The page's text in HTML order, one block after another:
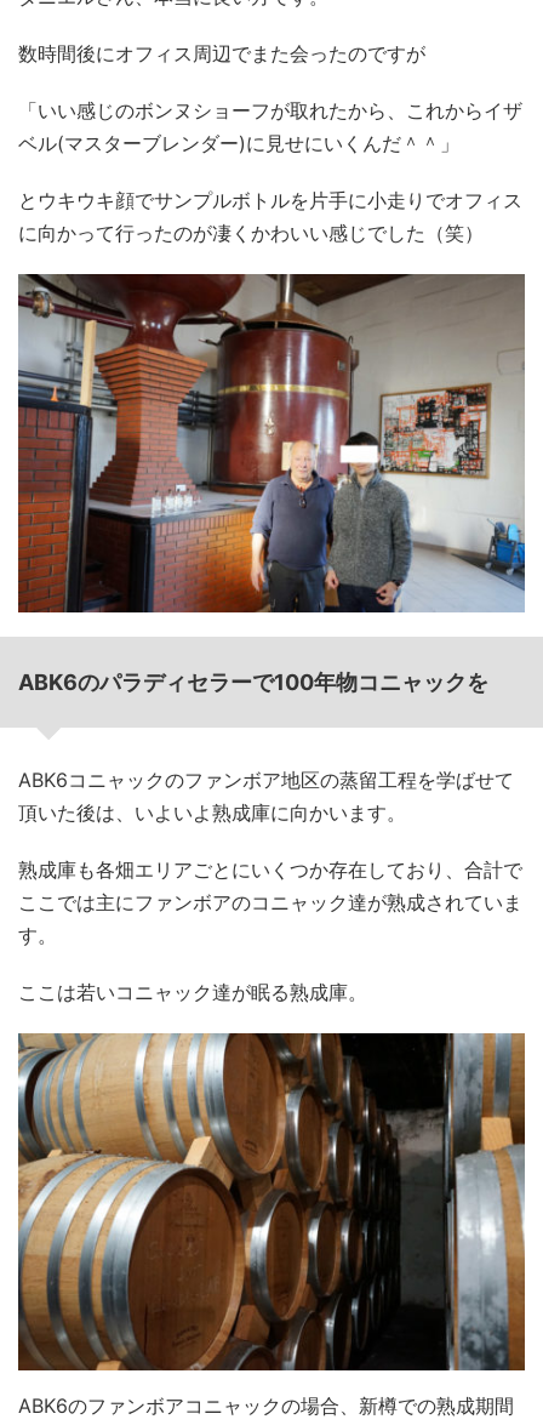
数時間後にオフィス周辺でまた会ったのですが
「いい感じのボンヌショーフが取れたから、これからイザ
ベル(マスターブレンダー)に見せにいくんだ＾＾」
とウキウキ顔でサンプルボトルを片手に小走りでオフィス
に向かって行ったのが凄くかわいい感じでした（笑）
ABK6のパラディセラーで100年物コニャックを
ABK6コニャックのファンボア地区の蒸留工程を学ばせて
頂いた後は、いよいよ熟成庫に向かいます。
熟成庫も各畑エリアごとにいくつか存在しており、合計で
ここでは主にファンボアのコニャック達が熟成されていま
す。
ここは若いコニャック達が眠る熟成庫。
ABK6のファンボアコニャックの場合、新樽での熟成期間